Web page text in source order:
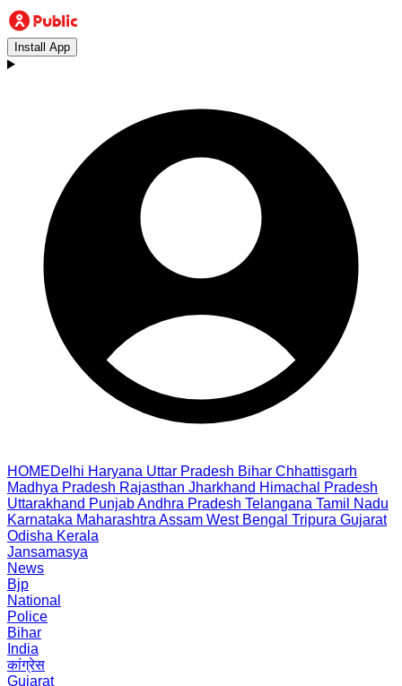
Install App
HOMEDelhi Haryana Uttar Pradesh Bihar Chhattisgarh
Madhya Pradesh Rajasthan Jharkhand Himachal Pradesh
Uttarakhand PunjabAndhra Pradesh Telangana Tamil Nadu
Karnataka Maharashtra Assam West Bengal Tripura Gujarat
Odisha Kerala
Jansamasya
News
Bjp
National
Police
Bihar
India
कांग्रेस
Gujarat